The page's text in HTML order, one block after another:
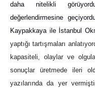
daha nitelikli
değerlendirmesine
Kaypakkaya ile İstanbul
yaptığı tartışmaları
kapasiteli, olaylar ve
sonuçlar üretmede ileri
yazılarında da yer